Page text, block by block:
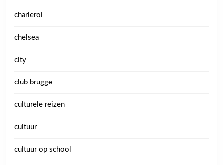
charleroi
chelsea
city
club brugge
culturele reizen
cultuur
cultuur op school